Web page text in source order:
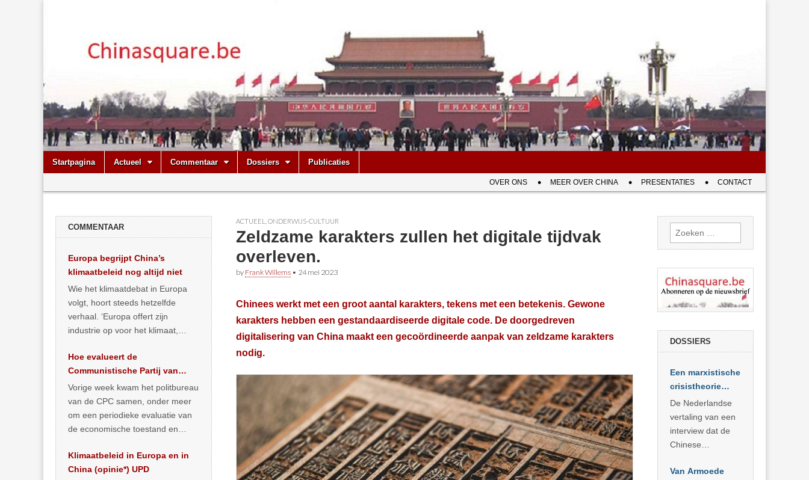
Chinasquare.be
Main
menu
Skip
Startpagina Actueel Commentaar Dossiers Publicaties
menu
OVER ONS MEER OVER CHINA PRESENTATIES CONTACT
ACTUEEL ONDERWIJS-CULTUUR
Zeldzame karakters zullen het digitale tijdvak
overleven.
by Frank Willems • 24 mei 2023
Chinees werkt met een groot aantal karakters, tekens met een betekenis. Gewone
karakters hebben een gestandaardiseerde digitale code. De doorgedreven
digitalisering van China maakt een gecoördineerde aanpak van zeldzame karakters
nodig.
COMMENTAAR
Europa begrijpt China’s
klimaatbeleid nog altijd niet
Wie het klimaatdebat in Europa
volgt, hoort steeds hetzelfde
verhaal. ‘Europa offert zijn
industrie op voor het klimaat,
vergroening… >> lees meer
Hoe evalueert de
Communistische Partij van
China de economische
situatie?
Vorige week kwam het politbureau
van de CPC samen, onder meer
om een periodieke evaluatie van
de economische toestand en
publiceerden… >> lees meer
Klimaatbeleid in Europa en in
China (opinie*) UPD
Zoeken
naar:
DOSSIERS
Een marxistische
crisistheorie
voor vandaag
De Nederlandse
vertaling van een
interview dat de
Chinese
Sociale
Van Armoede